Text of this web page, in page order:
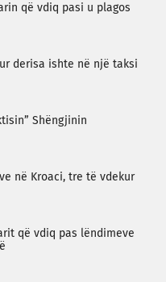
që vdiq pasi u plagos
derisa ishte në një taksi
Shëngjinin
në Kroaci, tre të vdekur
që vdiq pas lëndimeve